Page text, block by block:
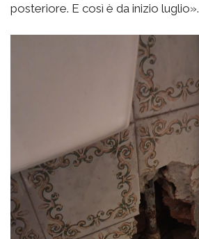
posteriore. E così è da inizio luglio».